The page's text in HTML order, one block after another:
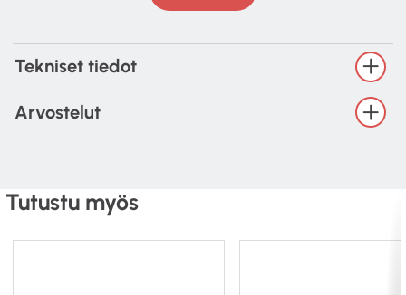
Tekniset tiedot
Arvostelut
Tutustu myös